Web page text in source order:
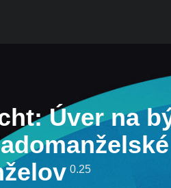
Úver na
0.25